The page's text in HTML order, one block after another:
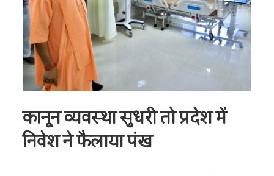
कानून व्यवस्था सुधरी तो प्रदेश में
निवेश ने फैलाया पंख